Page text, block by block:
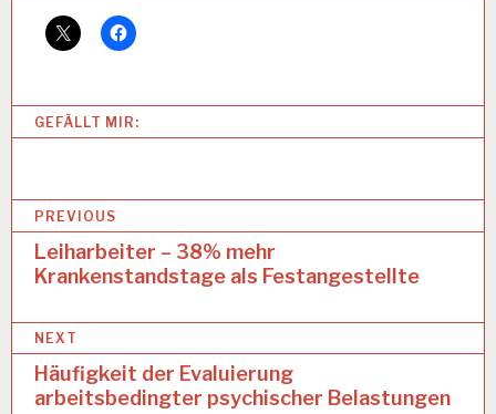
O
K
B
EI
B
E
D
I
N
U
N
G
E
GEFÄLLT MIR:
B
t
r
PREVIOUS
Leiharbeiter – 38% mehr
Krankenstandstage als Festangestellte
NEXT
Häufigkeit der Evaluierung
arbeitsbedingter psychischer Belastungen